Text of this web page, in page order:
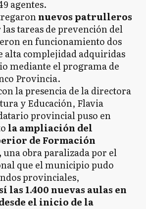
agentes.
nuevos patrulleros
tareas de prevención del
en funcionamiento dos
alta complejidad adquiridas
mediante el programa de
Provincia.
la presencia de la directora
y Educación, Flavia
provincial puso en
la ampliación del
de Formación
una obra paralizada por el
que el municipio pudo
provinciales,
las 1.400 nuevas aulas en
el inicio de la